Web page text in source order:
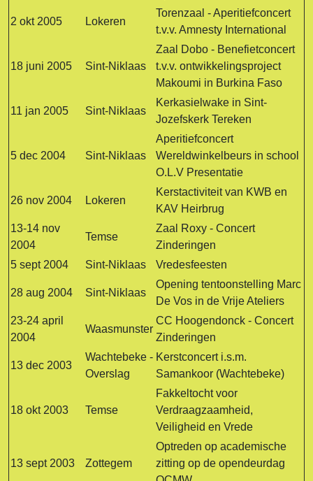
2 okt 2005 Lokeren
Torenzaal - Aperitiefconcert
t.v.v. Amnesty International
18 juni 2005 Sint-Niklaas
Zaal Dobo - Benefietconcert
t.v.v. ontwikkelingsproject
Makoumi in Burkina Faso
11 jan 2005 Sint-Niklaas
Kerkasielwake in Sint-
Jozefskerk Tereken
5 dec 2004 Sint-Niklaas
Aperitiefconcert
Wereldwinkelbeurs in school
O.L.V Presentatie
26 nov 2004 Lokeren
Kerstactiviteit van KWB en
KAV Heirbrug
13-14 nov
2004
Temse
Zaal Roxy - Concert
Zinderingen
5 sept 2004
Sint-Niklaas Vredesfeesten
28 aug 2004 Sint-Niklaas
Opening tentoonstelling Marc
De Vos in de Vrije Ateliers
23-24 april
2004
Waasmunster
CC Hoogendonck - Concert
Zinderingen
13 dec 2003
Wachtebeke -
Overslag
Kerstconcert i.s.m.
Samankoor (Wachtebeke)
18 okt 2003 Temse
Fakkeltocht voor
Verdraagzaamheid,
Veiligheid en Vrede
13 sept 2003 Zottegem
Optreden op academische
zitting op de opendeurdag